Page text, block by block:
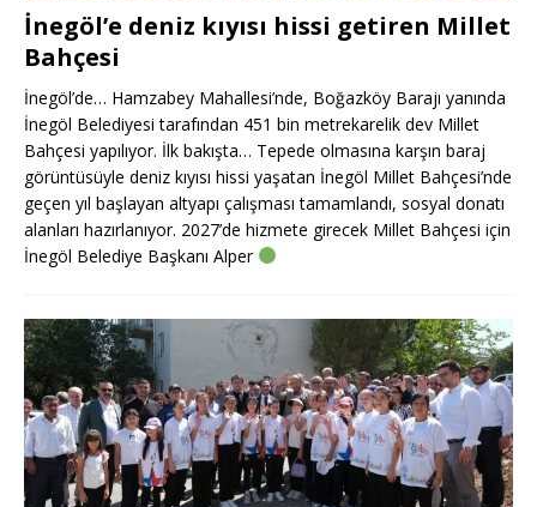
İnegöl’e deniz kıyısı hissi getiren Millet
Bahçesi
İnegöl’de… Hamzabey Mahallesi’nde, Boğazköy Barajı yanında
İnegöl Belediyesi tarafından 451 bin metrekarelik dev Millet
Bahçesi yapılıyor. İlk bakışta… Tepede olmasına karşın baraj
görüntüsüyle deniz kıyısı hissi yaşatan İnegöl Millet Bahçesi’nde
geçen yıl başlayan altyapı çalışması tamamlandı, sosyal donatı
alanları hazırlanıyor. 2027’de hizmete girecek Millet Bahçesi için
İnegöl Belediye Başkanı Alper